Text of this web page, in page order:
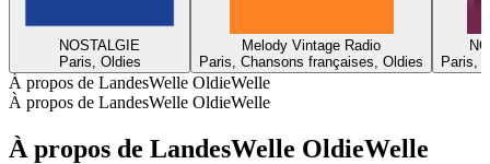
NOSTALGIE
Paris, Oldies
Melody Vintage Radio
Paris, Chansons françaises, Oldies
Paris,
À propos de LandesWelle OldieWelle
À propos de LandesWelle OldieWelle
À propos de LandesWelle OldieWelle